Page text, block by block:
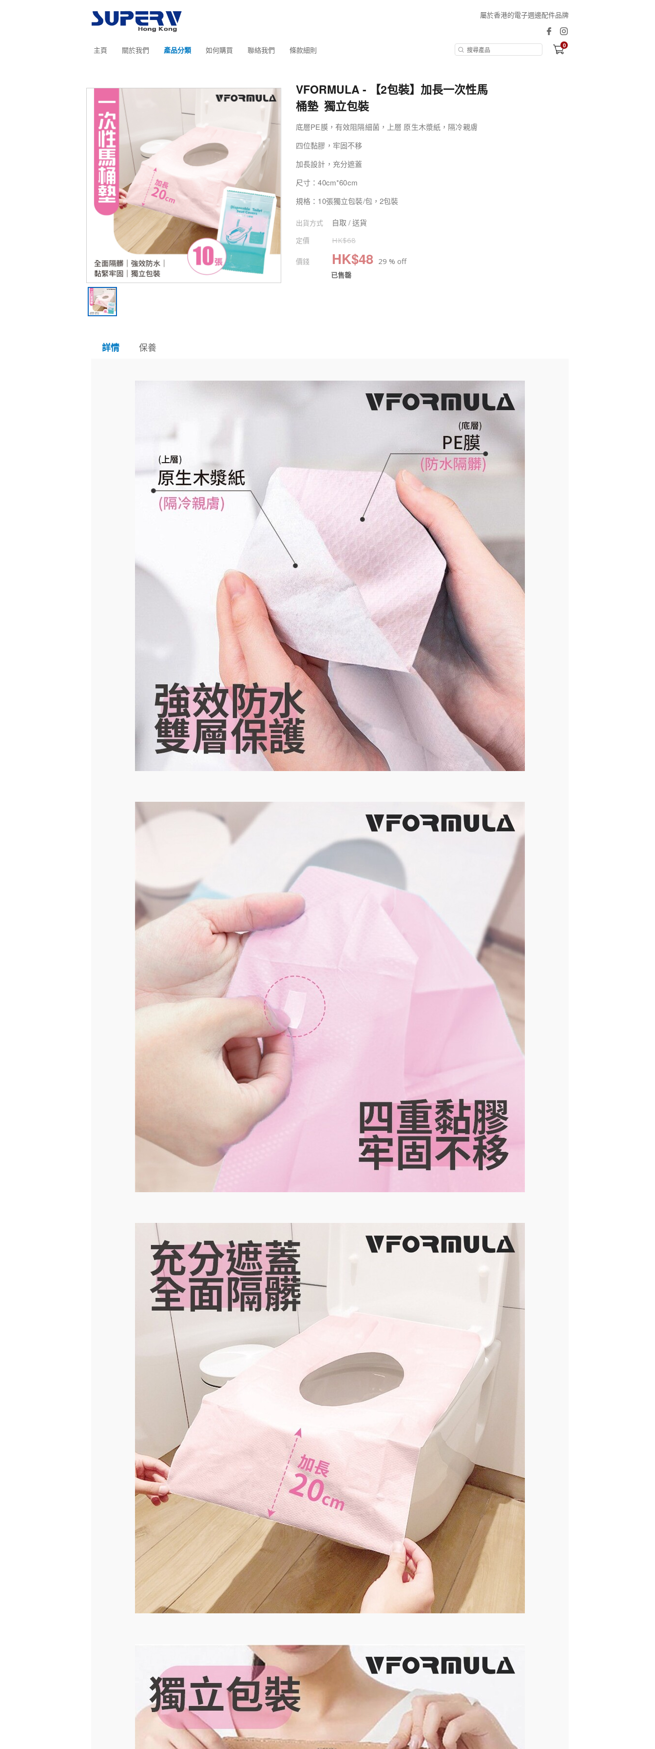
屬於香港的電子週邊配件品牌
主頁 關於我們 產品分類 如何購買 聯絡我們 條款細則 0
VFORMULA - 【2包裝】加長一次性馬
桶墊 獨立包裝
底層PE膜，有效阻隔細菌，上層 原生木漿紙，隔冷親膚
四位黏膠，牢固不移
加長設計，充分遮蓋
尺寸：40cm*60cm
規格：10張獨立包裝/包，2包裝
出貨方式 自取 / 送貨
定價 HK$68
價錢 HK$48 29 % off
已售罄
詳情 保養